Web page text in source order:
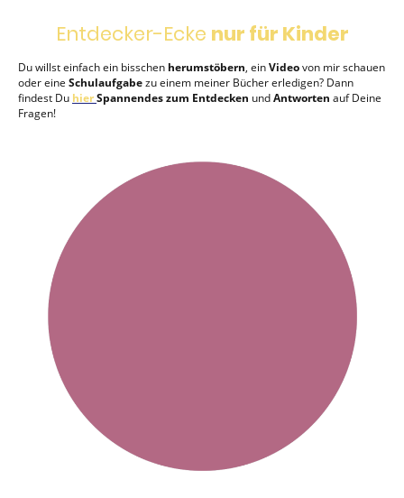
Entdecker-Ecke nur für Kinder
Du willst einfach ein bisschen herumstöbern, einVideovon mir schauen
oder eine Schulaufgabezu einem meiner Bücher erledigen? Dann
findest Du hierSpannendes zum Entdecken undAntworten auf Deine
Fragen!